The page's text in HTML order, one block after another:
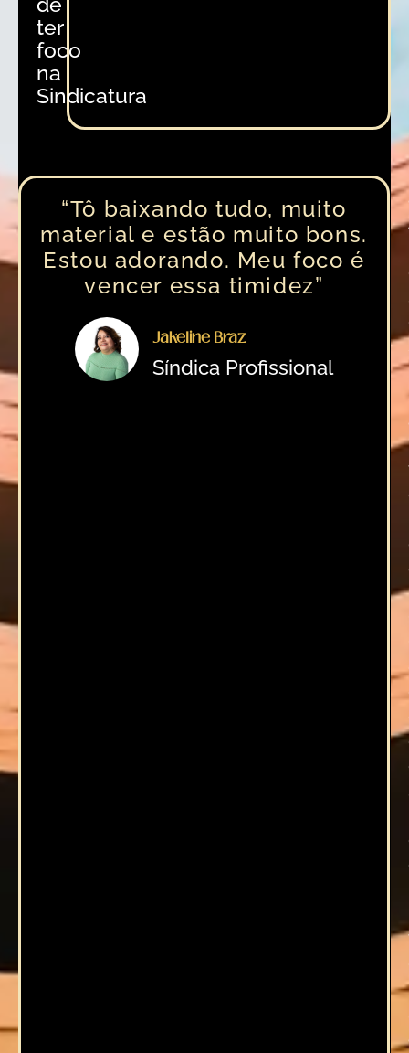
ter
foco
na
Sindicatura
“Tô baixando tudo, muito
material e estão muito bons.
Estou adorando. Meu foco é
vencer essa timidez”
Jakeline Braz
Síndica Profissional